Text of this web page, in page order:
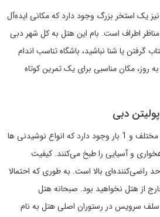
یک استخر بزرگ وجود دارد که مکانی ایده‌آل
اطراف است. بام این هتل به کل شهر دبی
یا شنا نباشید، باشگاه تناسب اندام
روز، مکان مناسبی برای یک تمرین کوتاه
دبی
در هتل متروپولیتن 4 رستوران مختلف و 1 بار وجود دارد که انواع نوشیدنی ها
و آسیایی را طبخ می‌کنند. کیفیت
راضی‌کننده‌ای بالا است. به طوری که احتمالا
از هتل نخواهید بود. صبحانه هتل
سلف سرویس در رستوران اصلی هتل به نام